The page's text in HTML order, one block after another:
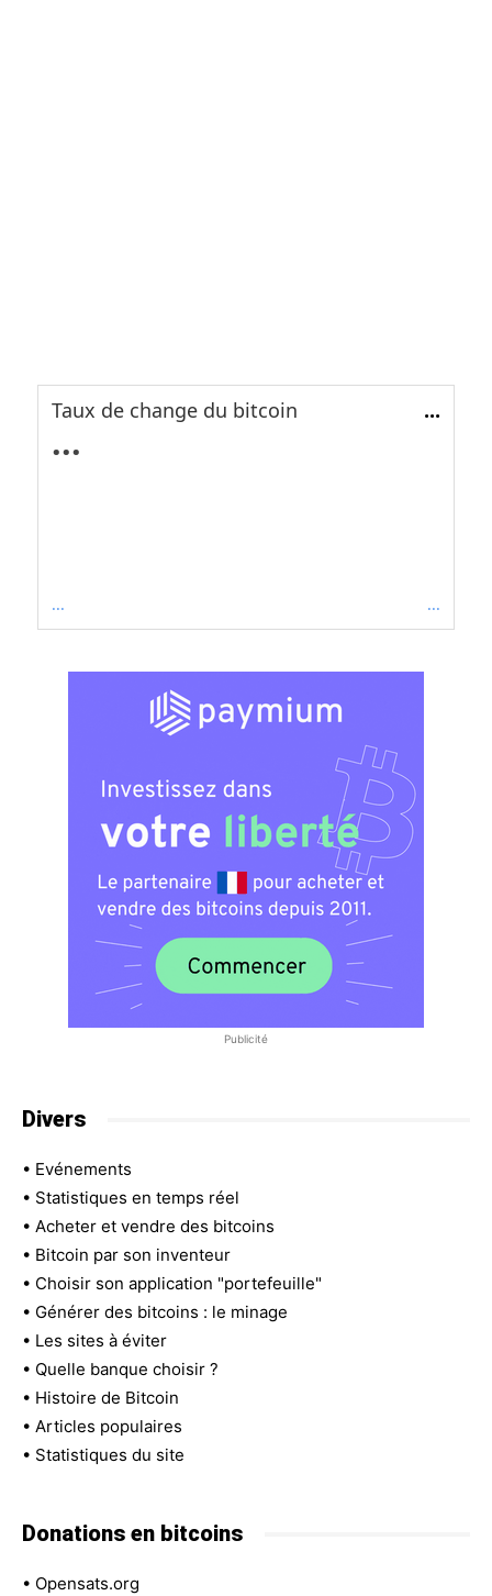
Taux de change du bitcoin ...
...
... ...
Publicité
Divers
• Evénements
• Statistiques en temps réel
• Acheter et vendre des bitcoins
• Bitcoin par son inventeur
• Choisir son application "portefeuille"
• Générer des bitcoins : le minage
• Les sites à éviter
• Quelle banque choisir ?
• Histoire de Bitcoin
• Articles populaires
• Statistiques du site
Donations en bitcoins
• Opensats.org